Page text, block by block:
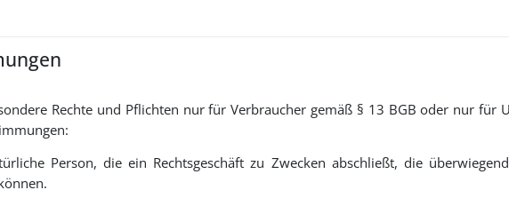
Rechte und Pflichten nur für Verbraucher gemäß § 13 BGB oder nur für
Person, die ein Rechtsgeschäft zu Zwecken abschließt, die